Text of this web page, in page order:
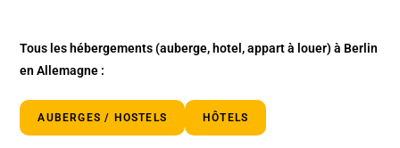
Tous les hébergements (auberge, hotel, appart à louer) à Berlin
en Allemagne :
AUBERGES / HOSTELS HÔTELS